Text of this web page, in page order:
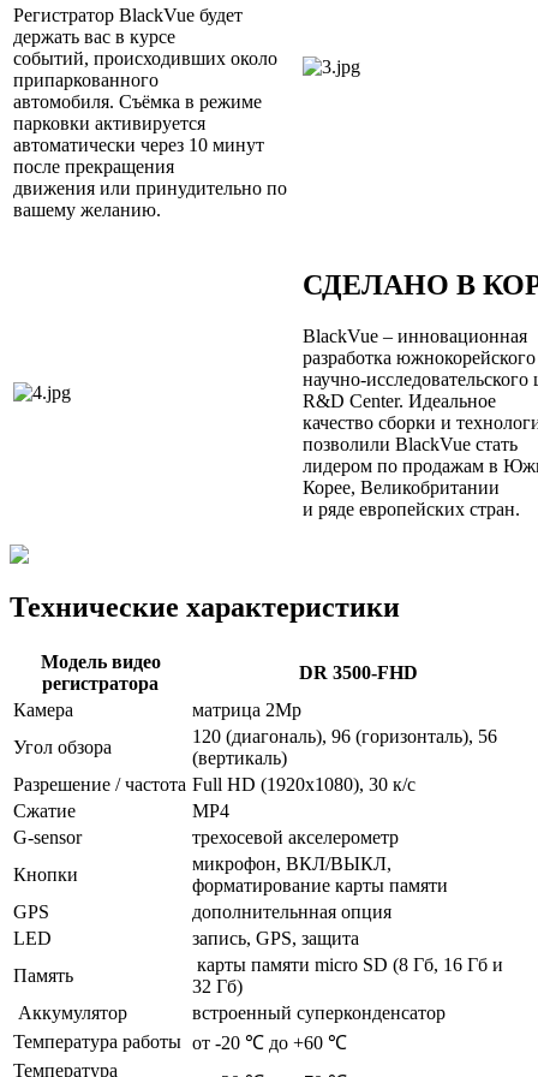
Регистратор BlackVue будет
держать вас в курсе
событий, происходивших около
припаркованного
автомобиля. Съёмка в режиме
парковки активируется
автоматически через 10 минут
после прекращения
движения или принудительно по
вашему желанию.
СДЕЛАНО В
BlackVue – инновационная
разработка южнокорейского
научно-исследовательского
R&D Center. Идеальное
качество сборки и
позволили BlackVue стать
лидером по продажам в
Корее, Великобритании
и ряде европейских стран.
Технические характеристики
Модель видео
регистратора
DR 3500-FHD
Камера
матрица 2Mp
Угол обзора
120 (диагональ), 96 (горизонталь), 56
(вертикаль)
Разрешение / частота Full HD (1920x1080), 30 к/с
Сжатие
MP4
G-sensor
трехосевой акселерометр
Кнопки
микрофон, ВКЛ/ВЫКЛ,
форматирование карты памяти
GPS
дополнительнная опция
LED
запись, GPS, защита
Память
карты памяти micro SD (8 Гб, 16 Гб и
32 Гб)
Аккумулятор
встроенный суперконденсатор
Температура работы от -20 ℃ до +60 ℃
Температура